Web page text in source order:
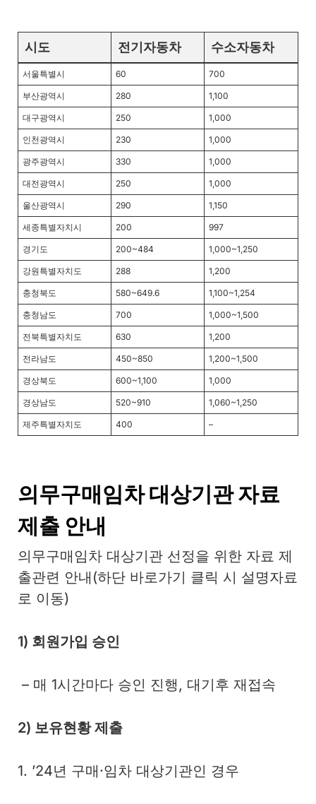
시도 전기자동차 수소자동차
서울특별시 60 700
부산광역시 280 1,100
대구광역시 250 1,000
인천광역시 230 1,000
광주광역시 330 1,000
대전광역시 250 1,000
울산광역시 290 1,150
세종특별자치시 200 997
경기도 200~484 1,000~1,250
강원특별자치도 288 1,200
충청북도 580~649.6 1,100~1,254
충청남도 700 1,000~1,500
전북특별자치도 630 1,200
전라남도 450~850 1,200~1,500
경상북도 600~1,100 1,000
경상남도 520~910 1,060~1,250
제주특별자치도 400 –
의무구매임차 대상기관 자료
제출 안내
의무구매임차 대상기관 선정을 위한 자료 제
출관련 안내(하단 바로가기 클릭 시 설명자료
로 이동)
1) 회원가입 승인
– 매 1시간마다 승인 진행, 대기후 재접속
2) 보유현황 제출
1. ’24년 구매·임차 대상기관인 경우